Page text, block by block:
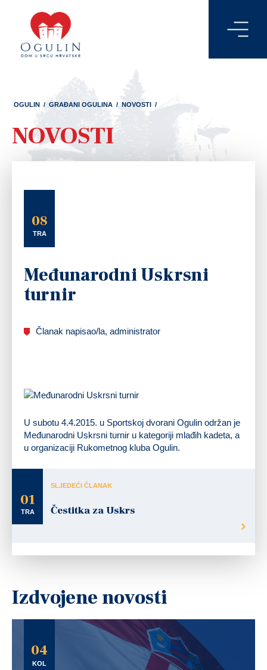
OGULIN / GRAĐANI OGULINA / NOVOSTI /
NOVOSTI
08
TRA
Međunarodni Uskrsni
turnir
Članak napisao/la, administrator
U subotu 4.4.2015. u Sportskoj dvorani Ogulin održan je
Međunarodni Uskrsni turnir u kategoriji mlađih kadeta, a
u organizaciji Rukometnog kluba Ogulin.
01
TRA
SLJEDEĆI ČLANAK
Čestitka za Uskrs
Izdvojene novosti
04
KOL